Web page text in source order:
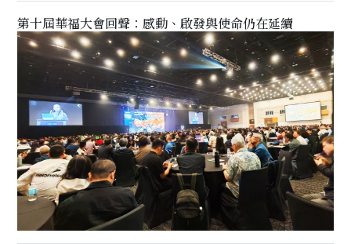
第十屆華福大會回聲：感動、啟發與使命仍在延續